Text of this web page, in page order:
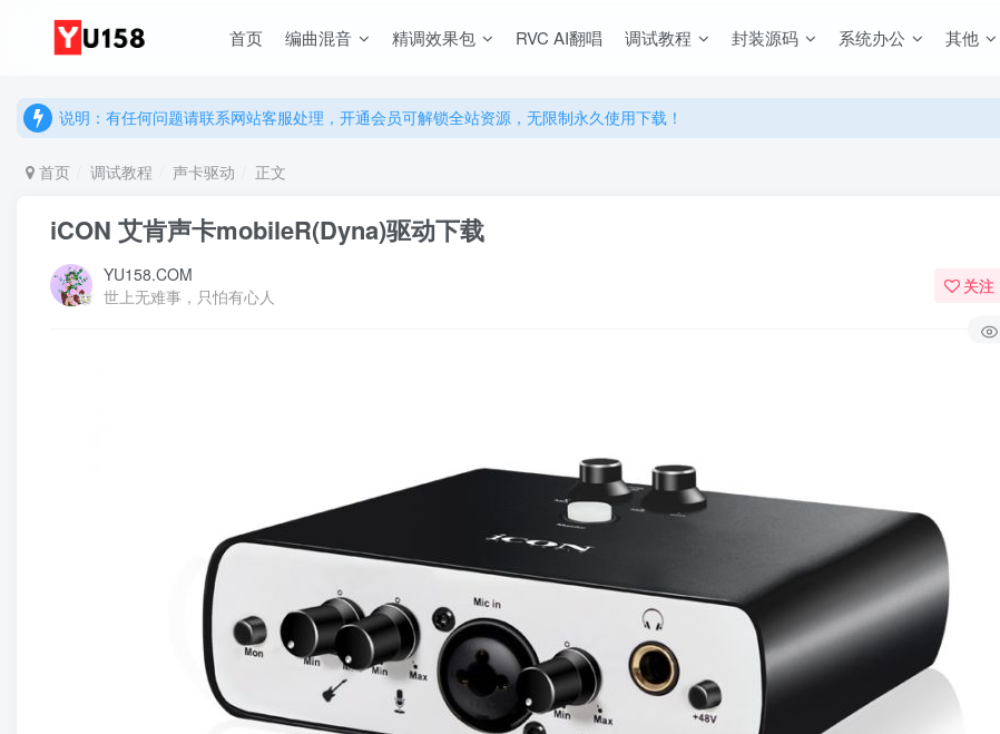
首页 编曲混音 精调效果包 RVC AI翻唱 调试教程 封装源码 系统办公 其他
说明：有任何问题请联系网站客服处理，开通会员可解锁全站资源，无限制永久使用下载！
说明：有任何问题请联系网站客服处理，开通会员可解锁全站资源，无限制永久使用下载！
首页
调试教程 声卡驱动 正文
iCON 艾肯声卡mobileR(Dyna)驱动下载
YU158.COM
世上无难事，只怕有心人
关注